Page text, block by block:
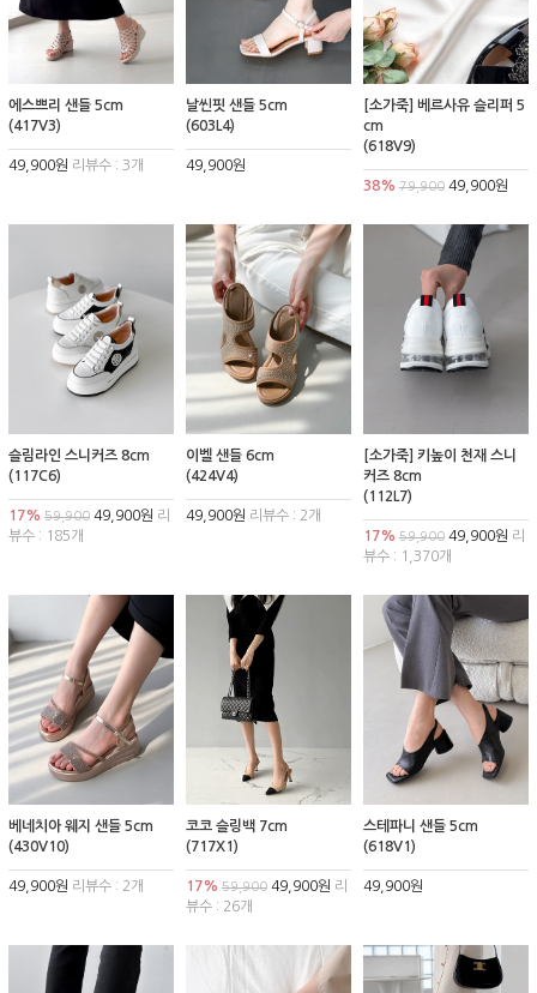
에스쁘리 샌들 5cm
(417V3)
49,900원 리뷰수 : 3개
날씬핏 샌들 5cm
(603L4)
49,900원
[소가죽] 베르사유 슬리퍼 5
cm
(618V9)
38% 79,90049,900원
슬림라인 스니커즈 8cm
(117C6)
17% 59,900 49,900원 리
뷰수 : 185개
이벨 샌들 6cm
(424V4)
49,900원 리뷰수 : 2개
[소가죽] 키높이 천재 스니
커즈 8cm
(112L7)
17% 59,90049,900원 리
뷰수 : 1,370개
베네치아 웨지 샌들 5cm
(430V10)
49,900원 리뷰수 : 2개
코코 슬링백 7cm
(717X1)
17% 59,90049,900원 리
뷰수 : 26개
스테파니 샌들 5cm
(618V1)
49,900원